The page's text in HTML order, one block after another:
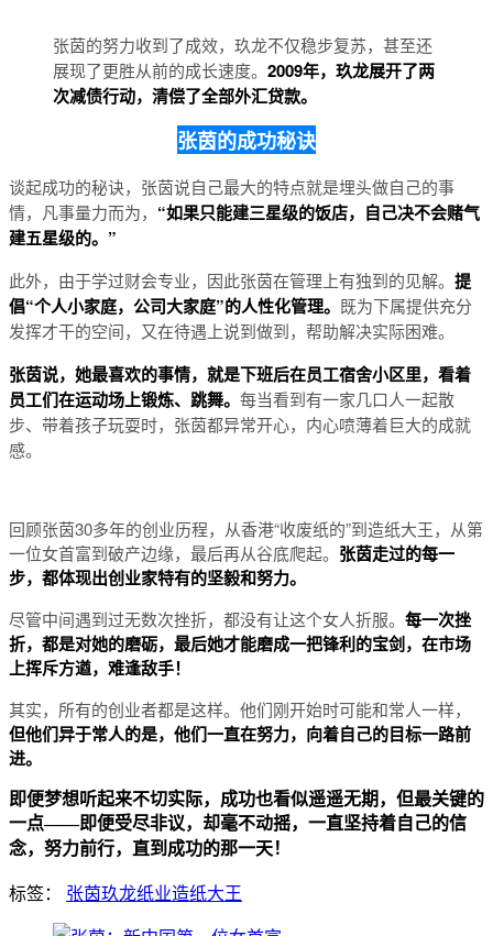
张茵的努力收到了成效，玖龙不仅稳步复苏，甚至还
展现了更胜从前的成长速度。 2009年，玖龙展开了两
次减债行动，清偿了全部外汇贷款。
张茵的成功秘诀
谈起成功的秘诀，张茵说自己最大的特点就是埋头做自己的事
情，凡事量力而为， “如果只能建三星级的饭店，自己决不会赌气
建五星级的。”
此外，由于学过财会专业，因此张茵在管理上有独到的见解。 提
倡“个人小家庭，公司大家庭”的人性化管理。 既为下属提供充分
发挥才干的空间，又在待遇上说到做到，帮助解决实际困难。
张茵说，她最喜欢的事情，就是下班后在员工宿舍小区里，看着
员工们在运动场上锻炼、跳舞。 每当看到有一家几口人一起散
步、带着孩子玩耍时，张茵都异常开心，内心喷薄着巨大的成就
感。
回顾张茵30多年的创业历程，从香港“收废纸的”到造纸大王，从第
一位女首富到破产边缘，最后再从谷底爬起。 张茵走过的每一
步，都体现出创业家特有的坚毅和努力。
尽管中间遇到过无数次挫折，都没有让这个女人折服。 每一次挫
折，都是对她的磨砺，最后她才能磨成一把锋利的宝剑，在市场
上挥斥方遒，难逢敌手！
其实，所有的创业者都是这样。他们刚开始时可能和常人一样，
但他们异于常人的是，他们一直在努力，向着自己的目标一路前
进。
即便梦想听起来不切实际，成功也看似遥遥无期，但最关键的
一点——即便受尽非议，却毫不动摇，一直坚持着自己的信
念，努力前行，直到成功的那一天！
标签： 张茵玖龙纸业造纸大王